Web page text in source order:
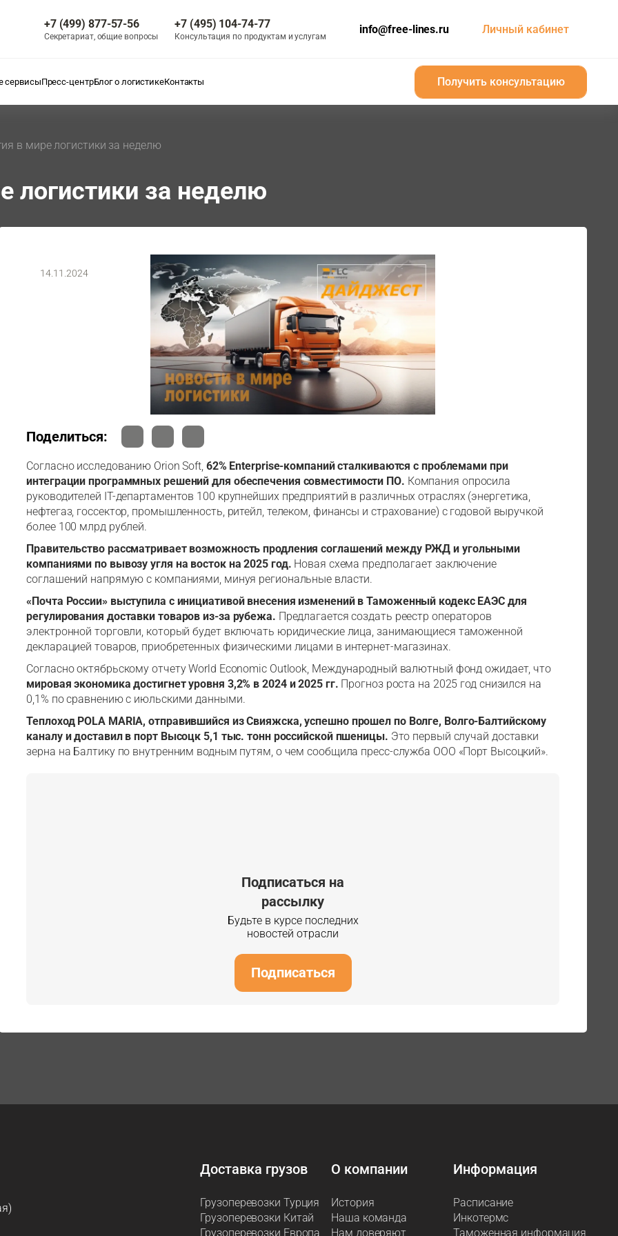
+7 (499) 877-57-56
Секретариат, общие вопросы
+7 (495) 104-74-77
Консультация по продуктам и услугам
info@free-lines.ru Личный кабинет
сервисыПресс-центрБлог о логистикеКонтакты Получить консультацию
Получить консультацию
в мире логистики за неделю
за неделю
14.11.2024
Поделиться:
Согласно исследованию Orion Soft,62% Enterprise-компаний сталкиваются с проблемами при
интеграции программных решений для обеспечения совместимости ПО. Компания опросила
руководителей IT-департаментов 100 крупнейших предприятий в различных отраслях (энергетика,
нефтегаз, госсектор, промышленность, ритейл, телеком, финансы и страхование) с годовой выручкой
более 100 млрд рублей.
Правительство рассматривает возможность продления соглашений между РЖД и угольными
компаниями по вывозу угля на восток на 2025 год. Новая схема предполагает заключение
соглашений напрямую с компаниями, минуя региональные власти.
«Почта России» выступила с инициативой внесения изменений в Таможенный кодекс ЕАЭС для
регулирования доставки товаров из-за рубежа. Предлагается создать реестр операторов
электронной торговли, который будет включать юридические лица, занимающиеся таможенной
декларацией товаров, приобретенных физическими лицами в интернет-магазинах.
Согласно октябрьскому отчету World Economic Outlook, Международный валютный фонд ожидает, что
мировая экономика достигнет уровня 3,2% в 2024 и 2025 гг. Прогноз роста на 2025 год снизился на
0,1% по сравнению с июльскими данными.
Теплоход POLA MARIA, отправившийся из Свияжска, успешно прошел по Волге, Волго-Балтийскому
каналу и доставил в порт Высоцк 5,1 тыс. тонн российской пшеницы. Это первый случай доставки
зерна на Балтику по внутренним водным путям, о чем сообщила пресс-служба ООО «Порт Высоцкий».
Подписаться на
рассылку
Будьте в курсе последних
новостей отрасли
Подписаться
Доставка грузов
Грузоперевозки Турция
Грузоперевозки Китай
Грузоперевозки Европа
О компании
История
Наша команда
Нам доверяют
Информация
Расписание
Инкотермс
Таможенная информация